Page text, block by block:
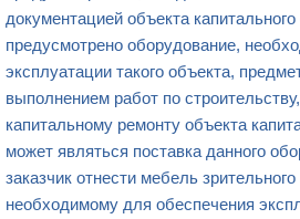
документацией объекта
предусмотрено оборудование,
эксплуатации такого объекта,
выполнением работ по
капитальному ремонту объекта
может являться поставка данного
заказчик отнести мебель
необходимому для обеспечения